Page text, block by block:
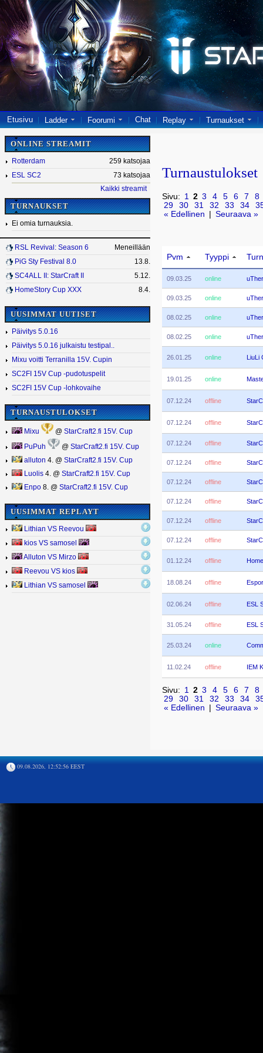
Etusivu Ladder Foorumi Chat Replay Turnaukset
ONLINE STREAMIT
Rotterdam
259 katsojaa
ESL SC2
73 katsojaa
Kaikki streamit
TURNAUKSET
Ei omia turnauksia.
RSL Revival: Season 6
Meneillään
PiG Sty Festival 8.0
13.8.
SC4ALL II: StarCraft II
5.12.
HomeStory Cup XXX
8.4.
UUSIMMAT UUTISET
Päivitys 5.0.16
Päivitys 5.0.16 julkaistu testipal..
Mixu voitti Terranilla 15V. Cupin
SC2FI 15V Cup -pudotuspelit
SC2FI 15V Cup -lohkovaihe
TURNAUSTULOKSET
Mixu @ StarCraft2.fi 15V. Cup
PuPuh @ StarCraft2.fi 15V. Cup
alluton 4. @ StarCraft2.fi 15V. Cup
Luolis 4. @ StarCraft2.fi 15V. Cup
Enpo 8. @ StarCraft2.fi 15V. Cup
UUSIMMAT REPLAYT
Lithian VS Reevou
kios VS samosel
Alluton VS Mirzo
Reevou VS kios
Lithian VS samosel
Turnaustulokset
Sivu: 1 2 3 4 5 6 7
8
29
30 31 32 33 34
« Edellinen
Seuraava »
Pvm Tyyppi
09.03.25 online
09.03.25 online
08.02.25 online
08.02.25 online
26.01.25 online LiuLi
19.01.25 online
07.12.24 offline
07.12.24 offline
07.12.24 offline
07.12.24 offline
07.12.24 offline
07.12.24 offline
07.12.24 offline
07.12.24 offline
01.12.24 offline
18.08.24 offline
02.06.24 offline ESL
31.05.24 offline ESL
25.03.24 online
11.02.24 offline IEM
Sivu: 1 2 3 4 5 6 7
8
29
30 31 32 33 34
« Edellinen
Seuraava »
09.08.2026, 12:52:56 EEST